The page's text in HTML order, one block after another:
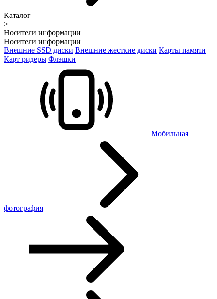
Каталог
>
Носители информации
Носители информации
Внешние SSD диски Внешние жесткие диски Карты памяти
Карт ридеры Флэшки
Мобильная
фотография